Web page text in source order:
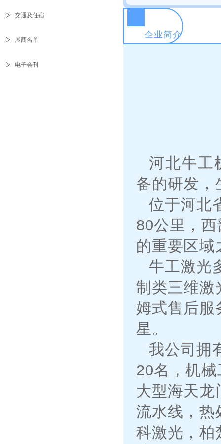
交通及住宿
展商名单
电子会刊
企业简介
河北牛工
备的研发，
位于河北
80公里，
的重要区域
牛工激光
制类三维激
姆式售后服
星。
我公司拥
20名，机
大型海天龙
流水线，热
科激光，柏